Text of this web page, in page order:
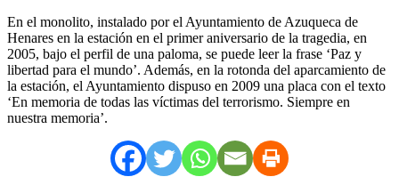
En el monolito, instalado por el Ayuntamiento de Azuqueca de
Henares en la estación en el primer aniversario de la tragedia, en
2005, bajo el perfil de una paloma, se puede leer la frase ‘Paz y
libertad para el mundo’. Además, en la rotonda del aparcamiento de
la estación, el Ayuntamiento dispuso en 2009 una placa con el texto
‘En memoria de todas las víctimas del terrorismo. Siempre en
nuestra memoria’.